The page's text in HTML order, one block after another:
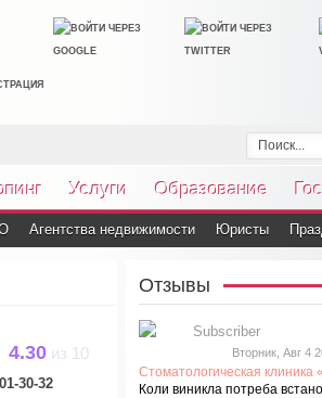
Услуги Образование
Агентства недвижимости Юристы
4.30из 10
30-32
Отзывы
Subscriber
Вторник, Авг 4
Стоматологическая клиника
Коли виникла потреба